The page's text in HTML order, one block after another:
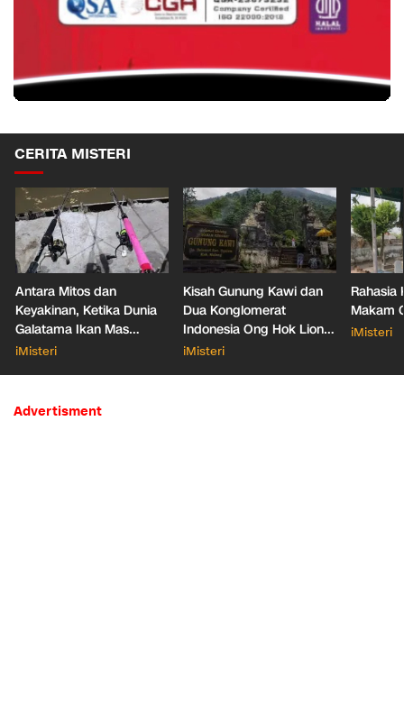
CERITA MISTERI
Antara Mitos dan
Keyakinan, Ketika Dunia
Galatama Ikan Mas
Bersentuhan dengan Hal
iMisteri
Kisah Gunung Kawi dan
Dua Konglomerat
Indonesia Ong Hok Liong
hingga Liem Sioe Liong
iMisteri
Rahasia
Makam
iMisteri
Advertisment